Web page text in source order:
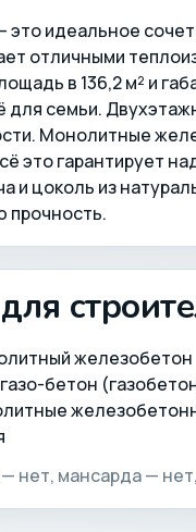
это идеальное
отличными
в 136,2 м² и
семьи.
Монолитные
это гарантирует
и цоколь из
прочность.
железобетон
газо-бетон
нет, мансарда —